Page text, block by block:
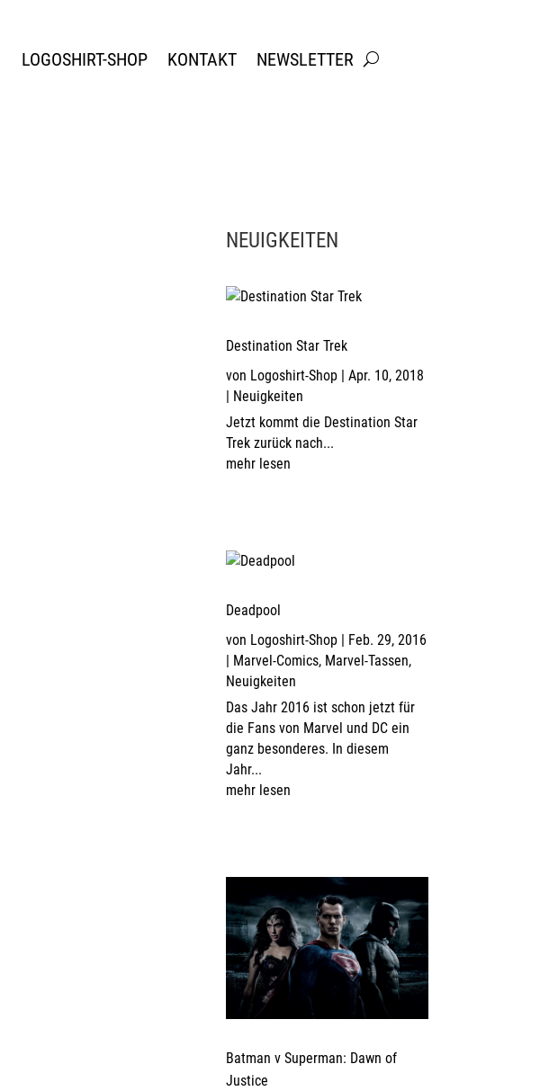
LOGOSHIRT-SHOP KONTAKT NEWSLETTER
NEUIGKEITEN
Destination Star Trek
von Logoshirt-Shop |Apr. 10, 2018
| Neuigkeiten
Jetzt kommt die Destination Star
Trek zurück nach...
mehr lesen
Deadpool
von Logoshirt-Shop | Feb. 29, 2016
| Marvel-Comics, Marvel-Tassen,
Neuigkeiten
Das Jahr 2016 ist schon jetzt für
die Fans von Marvel und DC ein
ganz besonderes. In diesem
Jahr...
mehr lesen
Batman v Superman: Dawn of
Justice